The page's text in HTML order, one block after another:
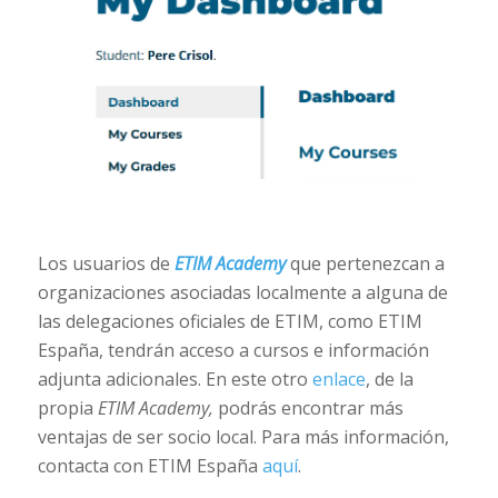
Los usuarios de ETIM Academyque pertenezcan a
organizaciones asociadas localmente a alguna de
las delegaciones oficiales de ETIM, como ETIM
España, tendrán acceso a cursos e información
adjunta adicionales. En este otro enlace, de la
propia ETIM Academy, podrás encontrar más
ventajas de ser socio local. Para más información,
contacta con ETIM España aquí.